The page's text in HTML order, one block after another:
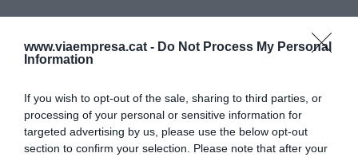
www.viaempresa.cat - Do Not Process My Personal
Information
If you wish to opt-out of the sale, sharing to third parties, or
processing of your personal or sensitive information for
targeted advertising by us, please use the below opt-out
section to confirm your selection. Please note that after your